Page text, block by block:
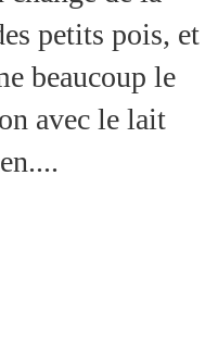
petits pois, et
beaucoup le
avec le lait